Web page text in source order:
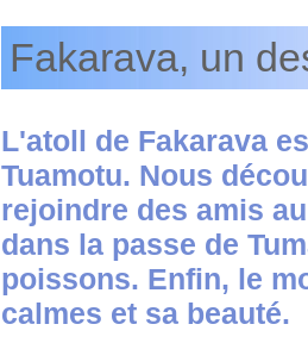
Fakarava, un
L'atoll de Fakarava
Tuamotu. Nous
rejoindre des amis
dans la passe de
poissons. Enfin, le
calmes et sa beauté.